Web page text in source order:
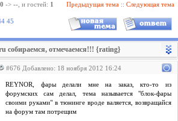
0 -> -- , и гостей: 1 Предыдущая тема :: Следующая тема
45
собираемся, отмечаемся!!! {rating}
#676 Добавлено: 18 ноября 2012 16:24
REYNOR, фары делали мне на заказ, кто-то из
форумских сам делал, тема называется "блок-фары
своими руками" в тюнинге вроде валяется, возвращайся
на форум там потрещим